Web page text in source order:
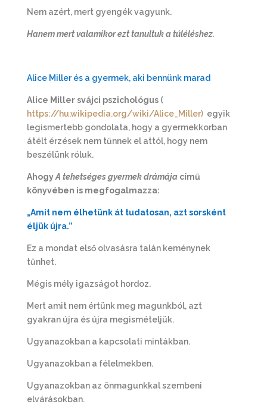
Nem azért, mert gyengék vagyunk.
Hanem mert valamikor ezt tanultuk a túléléshez.
Alice Miller és a gyermek, aki bennünk marad
Alice Miller svájci pszichológus(
https://hu.wikipedia.org/wiki/Alice_Miller) egyik
legismertebb gondolata, hogy a gyermekkorban
átélt érzések nem tűnnek el attól, hogy nem
beszélünk róluk.
AhogyA tehetséges gyermek drámájacímű
könyvében is megfogalmazza:
„Amit nem élhetünk át tudatosan, azt sorsként
éljük újra.”
Ez a mondat első olvasásra talán keménynek
tűnhet.
Mégis mély igazságot hordoz.
Mert amit nem értünk meg magunkból, azt
gyakran újra és újra megismételjük.
Ugyanazokban a kapcsolati mintákban.
Ugyanazokban a félelmekben.
Ugyanazokban az önmagunkkal szembeni
elvárásokban.